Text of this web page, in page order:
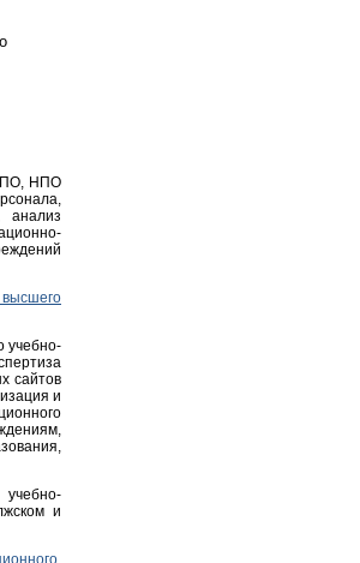
НПО
анализ
учебно-
сайтов
и
и